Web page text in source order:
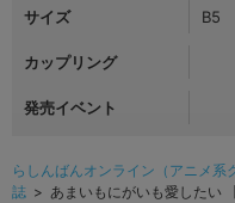
サイズ B5
カップリング
発売イベント
らしんばんオンライン（アニメ系
誌 > あまいもにがいも愛したい